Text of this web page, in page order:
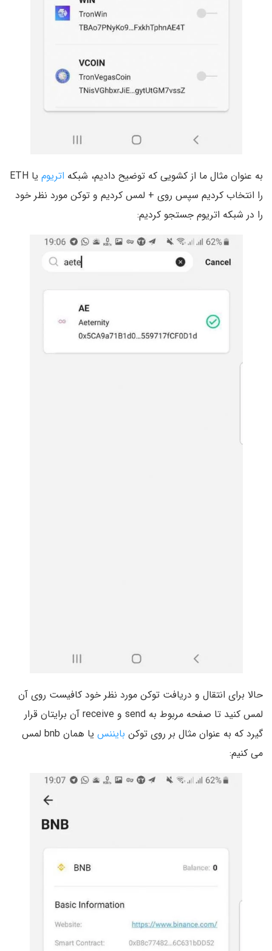
به عنوان مثال ما از کشویی که توضیح دادیم، شبکه اتریوم
یا ETH
را انتخاب کردیم سپس روی + لمس کردیم و توکن مورد نظر خود
را در شبکه اتریوم جستجو کردیم:
حالا برای انتقال و دریافت توکن مورد نظر خود کافیست روی آن
لمس کنید تا صفحه مربوط به send و receive آن برایتان قرار
گیرد که به عنوان مثال بر روی توکن بایننس
یا همان bnb لمس
می کنیم: